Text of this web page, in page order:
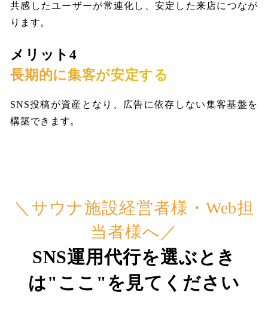
共感したユーザーが常連化し、安定した来店につなが
ります。
メリット4
長期的に集客が安定する
SNS投稿が資産となり、広告に依存しない集客基盤を
構築できます。
＼サウナ施設経営者様・Web担
当者様へ／
SNS運用代行を選ぶとき
は"ここ"を見てください